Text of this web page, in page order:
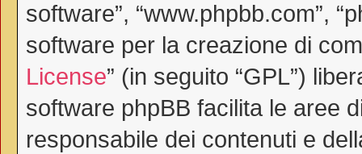
software”, “www.phpbb.com”,
software per la creazione di
License” (in seguito “GPL”)
software phpBB facilita le aree
responsabile dei contenuti e